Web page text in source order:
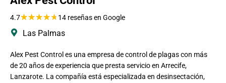
4.7★★★★★ 14 reseñas en Google
Las Palmas
Alex Pest Control es una empresa de control de plagas con más
de 20 años de experiencia que presta servicio en Arrecife,
Lanzarote. La compañía está especializada en desinsectación,